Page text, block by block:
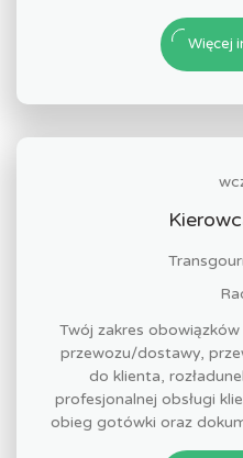
Więcej
Twój zakres
przewozu/dostawy,
do klienta,
profesjonalnej obsługi
obieg gotówki oraz